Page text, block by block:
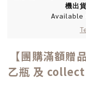
機出
Available
【團購滿額
乙瓶 及 collect